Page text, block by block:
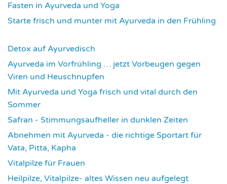
Fasten in Ayurveda und Yoga
Starte frisch und munter mit Ayurveda in den Frühling
Detox auf Ayurvedisch
Ayurveda im Vorfrühling … jetzt Vorbeugen gegen
Viren und Heuschnupfen
Mit Ayurveda und Yoga frisch und vital durch den
Sommer
Safran - Stimmungsaufheller in dunklen Zeiten
Abnehmen mit Ayurveda - die richtige Sportart für
Vata, Pitta, Kapha
Vitalpilze für Frauen
Heilpilze, Vitalpilze- altes Wissen neu aufgelegt